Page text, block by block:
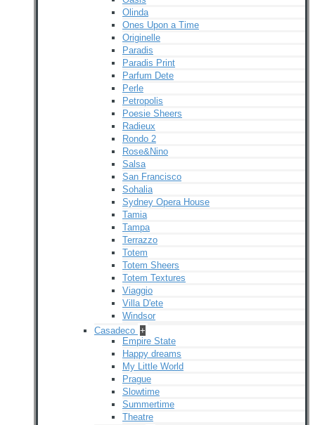
Olinda
Ones Upon a Time
Originelle
Paradis
Paradis Print
Parfum Dete
Perle
Petropolis
Poesie Sheers
Radieux
Rondo 2
Rose&Nino
Salsa
San Francisco
Sohalia
Sydney Opera House
Tamia
Tampa
Terrazzo
Totem
Totem Sheers
Totem Textures
Viaggio
Villa D'ete
Windsor
Casadeco +
Empire State
Happy dreams
My Little World
Prague
Slowtime
Summertime
Theatre